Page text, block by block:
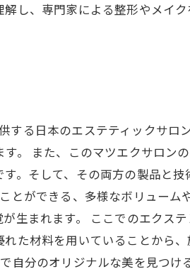
し、専門家による整形やメイ
る日本のエステティックサロ
。 また、このマツエクサロン
。そして、その両方の製品と
ができる、多様なボリュー
生まれます。 ここでのエクス
た材料を用いていることから
分のオリジナルな美を見つけ